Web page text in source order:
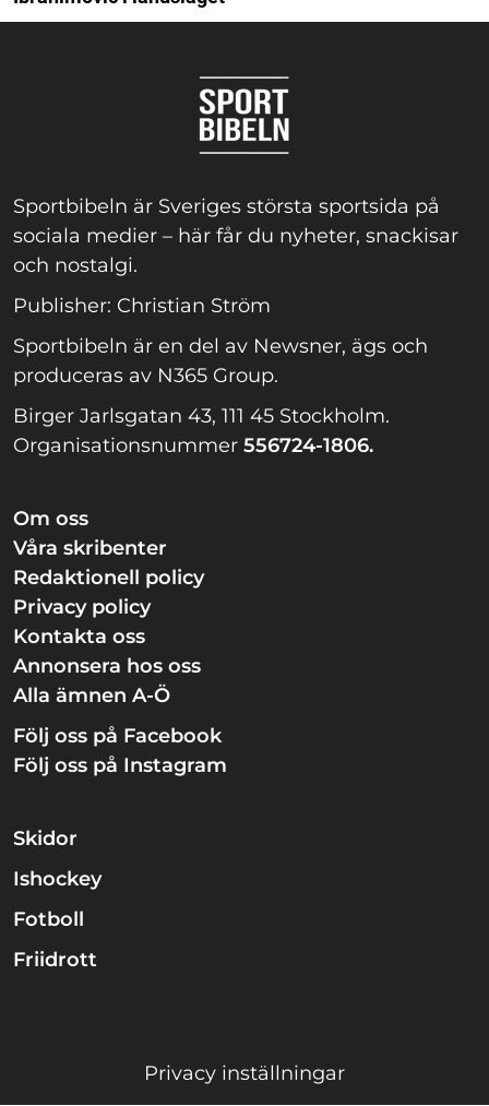
Sportbibeln är Sveriges största sportsida på
sociala medier – här får du nyheter, snackisar
och nostalgi.
Publisher: Christian Ström
Sportbibeln är en del av Newsner, ägs och
produceras av N365 Group.
Birger Jarlsgatan 43, 111 45 Stockholm.
Organisationsnummer 556724-1806.
Om oss
Våra skribenter
Redaktionell policy
Privacy policy
Kontakta oss
Annonsera hos oss
Alla ämnen A-Ö
Följ oss på Facebook
Följ oss på Instagram
Skidor
Ishockey
Fotboll
Friidrott
Privacy inställningar